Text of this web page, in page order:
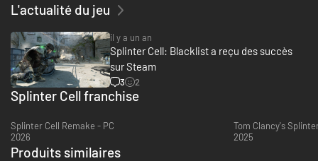
L'actualité du jeu
il y a un an
Splinter Cell: Blacklist a reçu des succès
sur Steam
3 2
Splinter Cell franchise
Splinter Cell Remake - PC
2026
2025
Produits similaires